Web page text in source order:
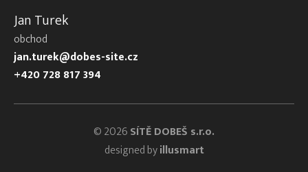
Jan Turek
obchod
jan.turek@dobes-site.cz
+420 728 817 394
© 2026SÍTĚ DOBEŠ s.r.o.
designed byillusmart